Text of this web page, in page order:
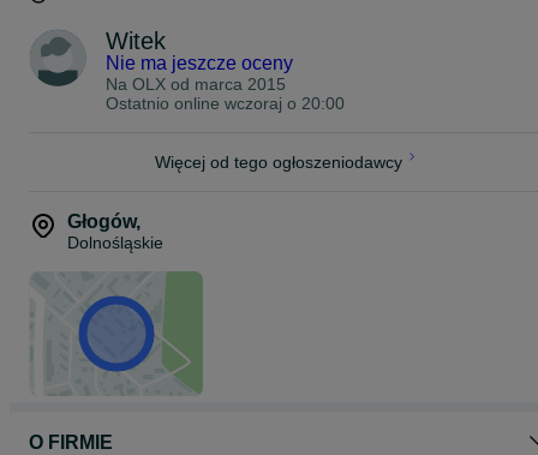
Witek
Nie ma jeszcze oceny
Na OLX od marca 2015
Ostatnio online wczoraj o 20:00
Więcej od tego ogłoszeniodawcy
Głogów,
Dolnośląskie
O FIRMIE